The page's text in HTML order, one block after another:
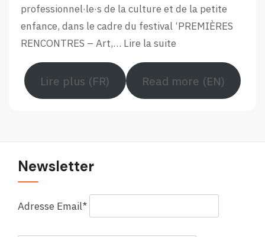
Forum
Européen
professionnel·le·s de la culture et de la petite
enfance, dans le cadre du festival ‘PREMIÈRES
RENCONTRES – Art,… Lire la suite
Retour
en
Lire plus (FR) Read more (EN)
Newsletter
Adresse Email*